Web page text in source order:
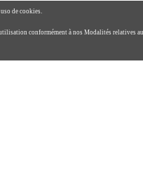
de cookies.
conformément à nos Modalités relatives